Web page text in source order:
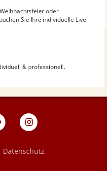
oder
Sie Ihre individuelle Live-
& professionell.
Blog
eventpeppers
Datenschutz